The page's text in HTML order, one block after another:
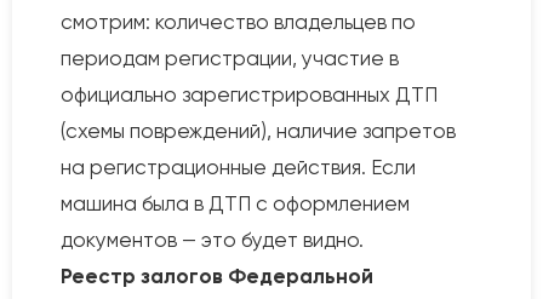
смотрим: количество владельцев по
периодам регистрации, участие в
официально зарегистрированных ДТП
(схемы повреждений), наличие запретов
на регистрационные действия. Если
машина была в ДТП с оформлением
документов — это будет видно.
Реестр залогов Федеральной